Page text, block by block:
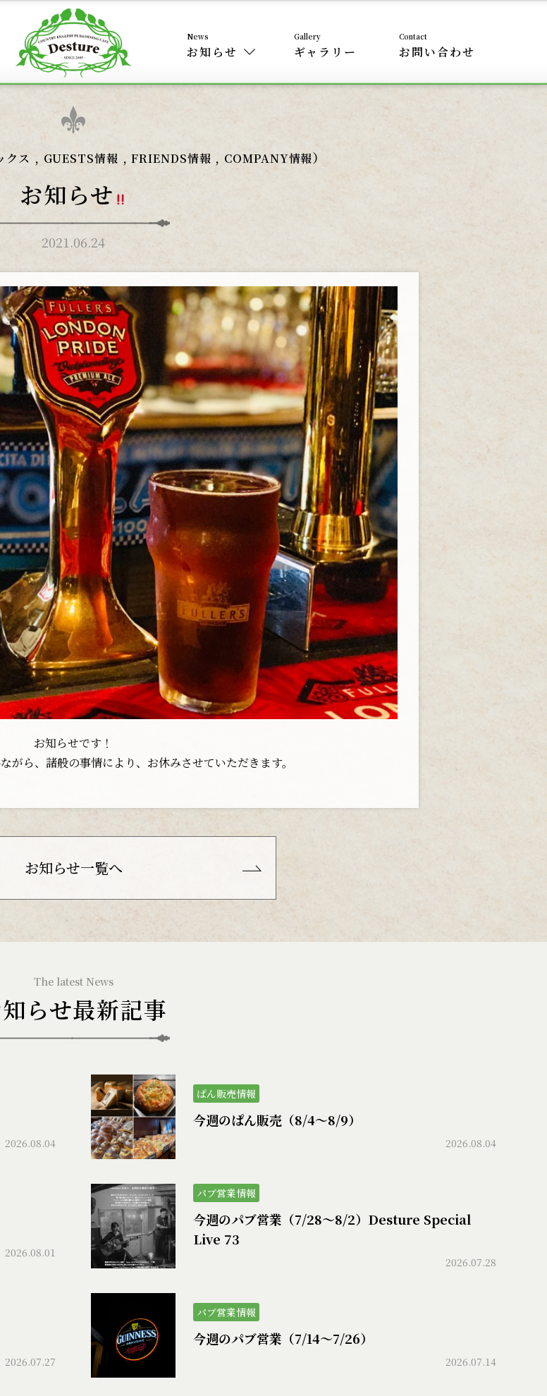
お知らせ ギャラリー お問い合わせ
クス , GUESTS情報 ,FRIENDS情報 , COMPANY情報）
お知らせ
2021.06.24
お知らせです！
がら、諸般の事情により、お休みさせていただきます。
お知らせ一覧へ
らせ最新記事
2026.08.04
ぱん販売情報
今週のぱん販売（8/4〜8/9）
2026.08.04
2026.08.01
パブ営業情報
今週のパブ営業（7/28〜8/2）Desture Special
Live 73
2026.07.28
2026.07.27
パブ営業情報
今週のパブ営業（7/14〜7/26）
2026.07.14